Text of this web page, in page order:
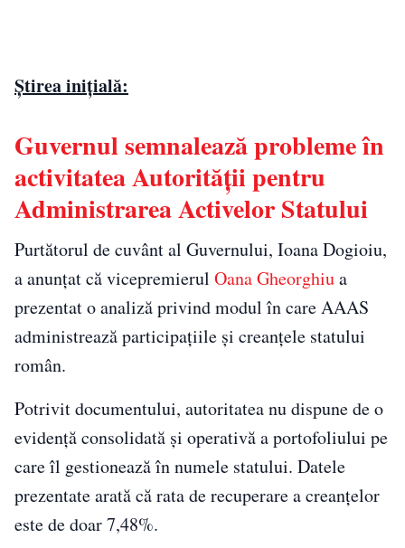
Știrea inițială:
Guvernul semnalează probleme în
activitatea Autorității pentru
Administrarea Activelor Statului
Purtătorul de cuvânt al Guvernului, Ioana Dogioiu,
a anunțat că vicepremierul Oana Gheorghiua
prezentat o analiză privind modul în care AAAS
administrează participațiile și creanțele statului
român.
Potrivit documentului, autoritatea nu dispune de o
evidență consolidată și operativă a portofoliului pe
care îl gestionează în numele statului. Datele
prezentate arată că rata de recuperare a creanțelor
este de doar 7,48%.